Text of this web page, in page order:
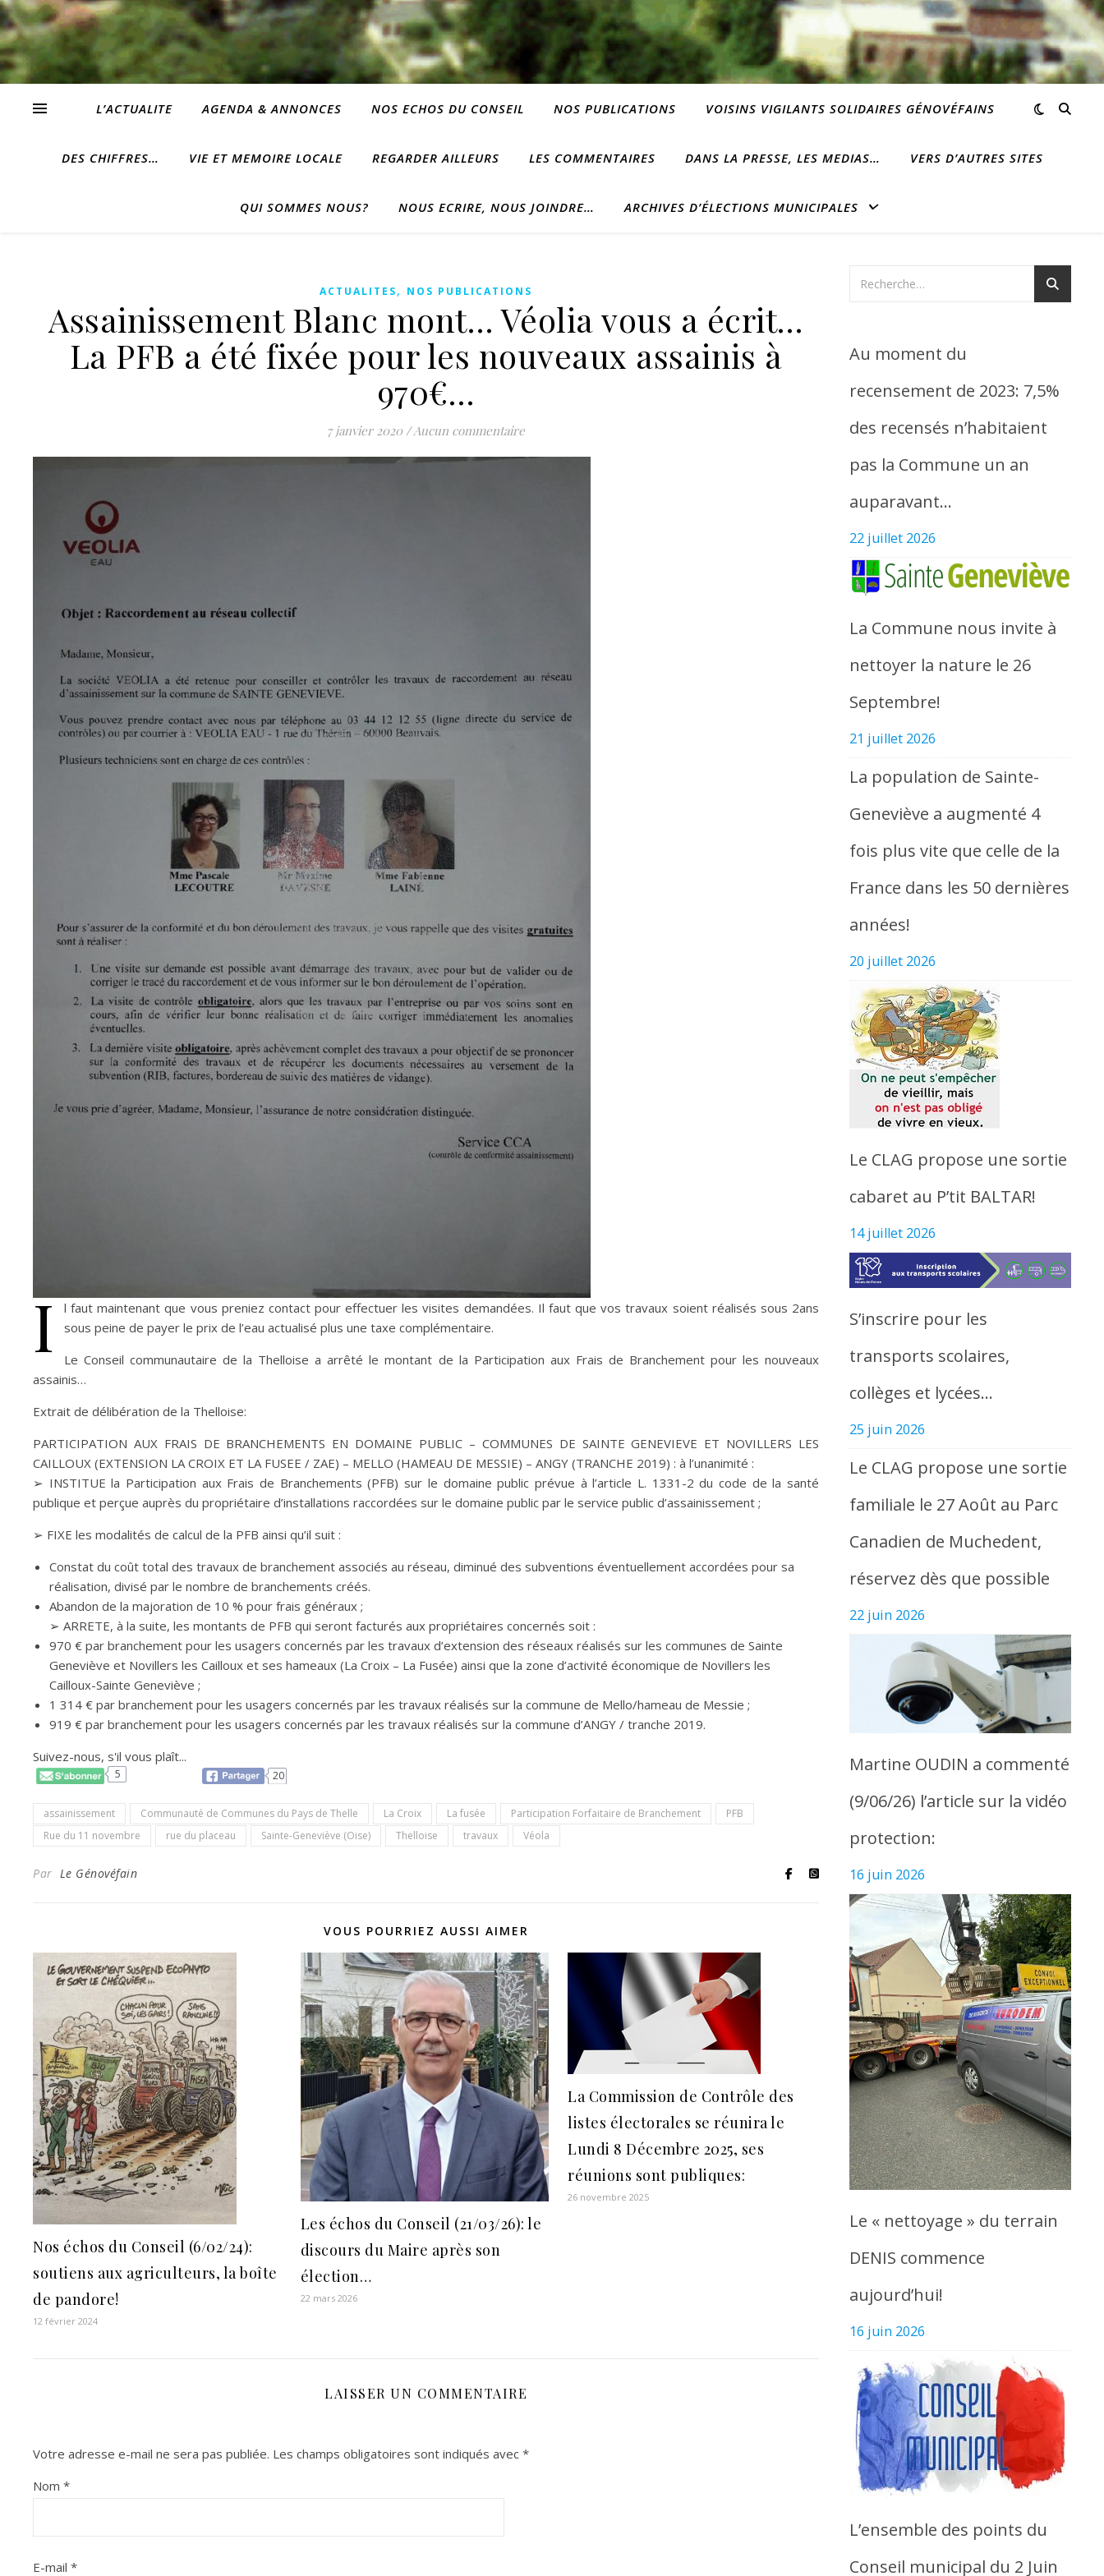
L’ACTUALITE AGENDA & ANNONCES NOS ECHOS DU CONSEIL NOS PUBLICATIONS VOISINS VIGILANTS SOLIDAIRES GÉNOVÉFAINS
DES CHIFFRES… VIE ET MEMOIRE LOCALE REGARDER AILLEURS LES COMMENTAIRES DANS LA PRESSE, LES MEDIAS… VERS D’AUTRES SITES
QUI SOMMES NOUS? NOUS ECRIRE, NOUS JOINDRE… ARCHIVES D’ÉLECTIONS MUNICIPALES
ACTUALITES, NOS PUBLICATIONS
Assainissement Blanc mont… Véolia vous a écrit…
La PFB a été fixée pour les nouveaux assainis à
970€…
7 janvier 2020 /Aucun commentaire
I l faut maintenant que vous preniez contact pour effectuer les visites demandées. Il faut que vos travaux soient réalisés sous 2ans
sous peine de payer le prix de l’eau actualisé plus une taxe complémentaire.
Le Conseil communautaire de la Thelloise a arrêté le montant de la Participation aux Frais de Branchement pour les nouveaux
assainis…
Extrait de délibération de la Thelloise:
PARTICIPATION AUX FRAIS DE BRANCHEMENTS EN DOMAINE PUBLIC – COMMUNES DE SAINTE GENEVIEVE ET NOVILLERS LES
CAILLOUX (EXTENSION LA CROIX ET LA FUSEE / ZAE) – MELLO (HAMEAU DE MESSIE) – ANGY (TRANCHE 2019) : à l’unanimité :
➢ INSTITUE la Participation aux Frais de Branchements (PFB) sur le domaine public prévue à l’article L. 1331-2 du code de la santé
publique et perçue auprès du propriétaire d’installations raccordées sur le domaine public par le service public d’assainissement ;
➢ FIXE les modalités de calcul de la PFB ainsi qu’il suit :
Constat du coût total des travaux de branchement associés au réseau, diminué des subventions éventuellement accordées pour sa
réalisation, divisé par le nombre de branchements créés.
Abandon de la majoration de 10 % pour frais généraux ;
➢ ARRETE, à la suite, les montants de PFB qui seront facturés aux propriétaires concernés soit :
970 € par branchement pour les usagers concernés par les travaux d’extension des réseaux réalisés sur les communes de Sainte
Geneviève et Novillers les Cailloux et ses hameaux (La Croix – La Fusée) ainsi que la zone d’activité économique de Novillers les
Cailloux-Sainte Geneviève ;
1 314 € par branchement pour les usagers concernés par les travaux réalisés sur la commune de Mello/hameau de Messie ;
919 € par branchement pour les usagers concernés par les travaux réalisés sur la commune d’ANGY / tranche 2019.
Suivez-nous, s'il vous plaît...
5 20
assainissement Communauté de Communes du Pays de Thelle La Croix La fusée Participation Forfaitaire de Branchement
PFB
Rue du 11 novembre
rue du placeau Sainte-Geneviève (Oise) Thelloise travaux Véola
Par Le Génovéfain
VOUS POURRIEZ AUSSI AIMER
Nos échos du Conseil (6/02/24):
soutiens aux agriculteurs, la boîte
de pandore!
12 février 2024
Les échos du Conseil (21/03/26): le
discours du Maire après son
élection…
22 mars 2026
La Commission de Contrôle des
listes électorales se réunira le
Lundi 8 Décembre 2025, ses
réunions sont publiques:
26 novembre 2025
LAISSER UN COMMENTAIRE
Votre adresse e-mail ne sera pas publiée. Les champs obligatoires sont indiqués avec *
Nom *
E-mail *
Au moment du
recensement de 2023: 7,5%
des recensés n’habitaient
pas la Commune un an
auparavant…
22 juillet 2026
La Commune nous invite à
nettoyer la nature le 26
Septembre!
21 juillet 2026
La population de Sainte-
Geneviève a augmenté 4
fois plus vite que celle de la
France dans les 50 dernières
années!
20 juillet 2026
Le CLAG propose une sortie
cabaret au P’tit BALTAR!
14 juillet 2026
S’inscrire pour les
transports scolaires,
collèges et lycées…
25 juin 2026
Le CLAG propose une sortie
familiale le 27 Août au Parc
Canadien de Muchedent,
réservez dès que possible
22 juin 2026
Martine OUDIN a commenté
(9/06/26) l’article sur la vidéo
protection:
16 juin 2026
Le « nettoyage » du terrain
DENIS commence
aujourd’hui!
16 juin 2026
L’ensemble des points du
Conseil municipal du 2 Juin